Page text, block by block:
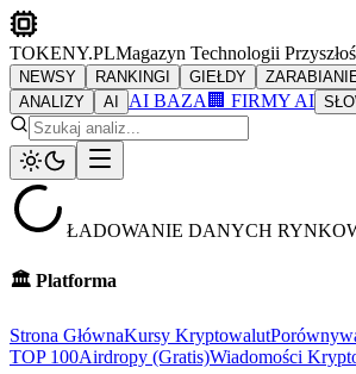
TOKENY.PLMagazyn Technologii
NEWSY RANKINGI GIEŁDY
ANALIZY
AI AI BAZA 🏢 FIRMY AI
ŁADOWANIE DANYCH
🏛️ Platforma
Strona GłównaKursy Kryptowalut
TOP 100Airdropy (Gratis)Wiadomości